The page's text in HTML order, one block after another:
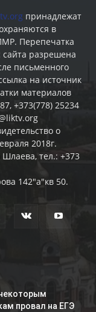
принадлежат
в
Перепечатка
разрешена
письменного
на источник
материалов
+373(778) 25234
о
2018г.
тел.: +373
142"а"кв 50.
провал на ЕГЭ